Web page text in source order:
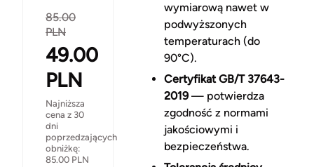
85.00
PLN
49.00
PLN
Najniższa
cena z 30
dni
poprzedzających
obniżkę:
85.00 PLN
wymiarową nawet w
podwyższonych
temperaturach (do
90°C).
Certyfikat GB/T 37643-
2019— potwierdza
zgodność z normami
jakościowymi i
bezpieczeństwa.